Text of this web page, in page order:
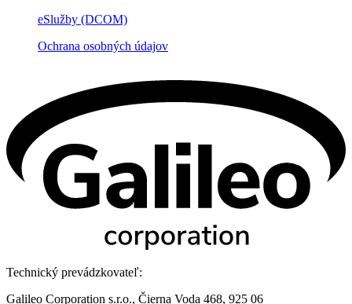
eSlužby (DCOM)
Ochrana osobných údajov
Technický prevádzkovateľ:
Galileo Corporation s.r.o., Čierna Voda 468, 925 06